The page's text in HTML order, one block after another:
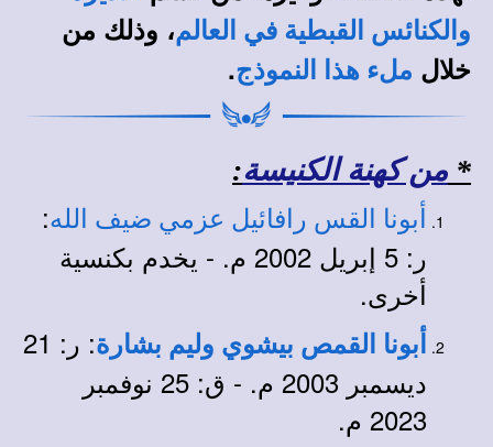
والكنائس القبطية في العالم، وذلك من
خلال ملء هذا النموذج.
* من كهنة الكنيسة:
أبونا القس رافائيل عزمي ضيف الله:
ر: 5 إبريل 2002 م. - يخدم بكنسية
أخرى.
أبونا القمص بيشوي وليم بشارة
: ر: 21
ديسمبر 2003 م. - ق: 25 نوفمبر
2023 م.